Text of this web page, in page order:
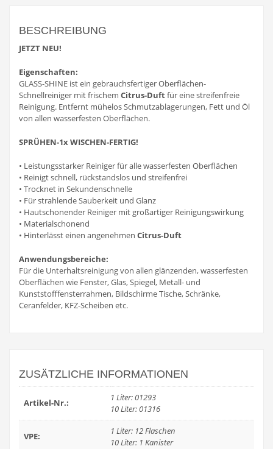
BESCHREIBUNG
JETZT NEU!
Eigenschaften:
GLASS-SHINE ist ein gebrauchsfertiger Oberflächen-
Schnellreiniger mit frischem Citrus-Duftfür eine streifenfreie
Reinigung. Entfernt mühelos Schmutzablagerungen, Fett und Öl
von allen wasserfesten Oberflächen.
SPRÜHEN-1x WISCHEN-FERTIG!
• Leistungsstarker Reiniger für alle wasserfesten Oberflächen
• Reinigt schnell, rückstandslos und streifenfrei
• Trocknet in Sekundenschnelle
• Für strahlende Sauberkeit und Glanz
• Hautschonender Reiniger mit großartiger Reinigungswirkung
• Materialschonend
• Hinterlässt einen angenehmen Citrus-Duft
Anwendungsbereiche:
Für die Unterhaltsreinigung von allen glänzenden, wasserfesten
Oberflächen wie Fenster, Glas, Spiegel, Metall- und
Kunststofffensterrahmen, Bildschirme Tische, Schränke,
Ceranfelder, KFZ-Scheiben etc.
ZUSÄTZLICHE INFORMATIONEN
Artikel-Nr.:
1 Liter: 01293
10 Liter: 01316
VPE:
1 Liter: 12 Flaschen
10 Liter: 1 Kanister